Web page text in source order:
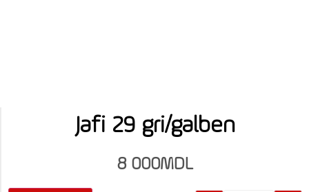
Jafi 29 gri/galben
8 000MDL